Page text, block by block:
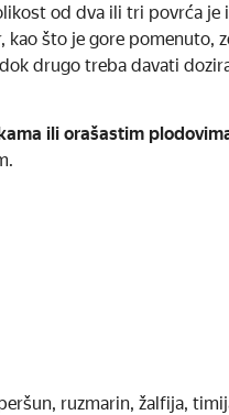
od dva ili tri povrća je
što je gore pomenuto,
drugo treba davati
ili orašastim
ruzmarin, žalfija,